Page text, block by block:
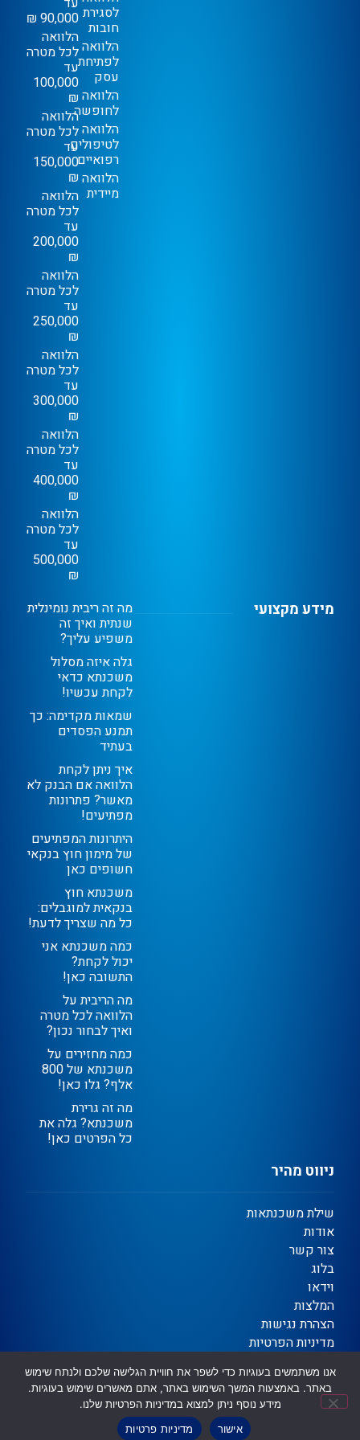
ניווט מהיר
שילת משכנתאות
אודות
צור קשר
בלוג
וידאו
המלצות
הצהרת נגישות
מדיניות הפרטיות
לסגירת
חובות
הלוואה
לפתיחת
עסק
הלוואה
לחופשה
הלוואה
לטיפולים
רפואיים
הלוואה
מיידית
90,000 ₪
הלוואה
לכל מטרה
עד
100,000
₪
הלוואה
לכל מטרה
עד
150,000
₪
הלוואה
לכל מטרה
עד
200,000
₪
הלוואה
לכל מטרה
עד
250,000
₪
הלוואה
לכל מטרה
עד
300,000
₪
הלוואה
לכל מטרה
עד
400,000
₪
הלוואה
לכל מטרה
עד
500,000
₪
מידע מקצועי מה זה ריבית נומינלית
שנתית ואיך זה
משפיע עליך?
גלה איזה מסלול
משכנתא כדאי
לקחת עכשיו!
שמאות מקדימה: כך
תמנע הפסדים
בעתיד
איך ניתן לקחת
הלוואה אם הבנק לא
מאשר? פתרונות
מפתיעים!
היתרונות המפתיעים
של מימון חוץ בנקאי
חשופים כאן
משכנתא חוץ
בנקאית למוגבלים:
כל מה שצריך לדעת!
כמה משכנתא אני
יכול לקחת?
התשובה כאן!
מה הריבית על
הלוואה לכל מטרה
ואיך לבחור נכון?
כמה מחזירים על
משכנתא של 800
אלף? גלו כאן!
מה זה גרירת
משכנתא? גלה את
כל הפרטים כאן!
שיווק דיגיטלי לעסקים ✦ OTORiTi DIGITAL
אנו משתמשים בעוגיות כדי לשפר את חוויית הגלישה שלכם ולנתח שימוש
באתר. באמצעות המשך השימוש באתר, אתם מאשרים שימוש בעוגיות.
מידע נוסף ניתן למצוא במדיניות הפרטיות שלנו.
אישור
מדיניות פרטיות